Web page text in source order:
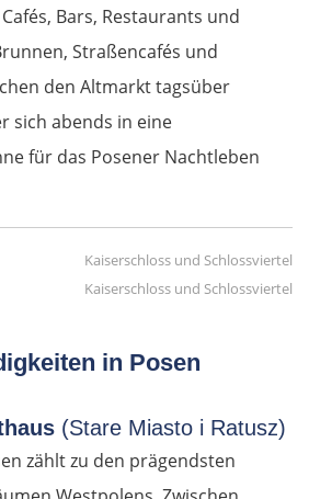
Bars, Restaurants und
Straßencafés und
den Altmarkt tagsüber
sich abends in eine
für das Posener Nachtleben
Kaiserschloss und Schlossviertel
in Posen
(Stare Miasto i Ratusz)
zählt zu den prägendsten